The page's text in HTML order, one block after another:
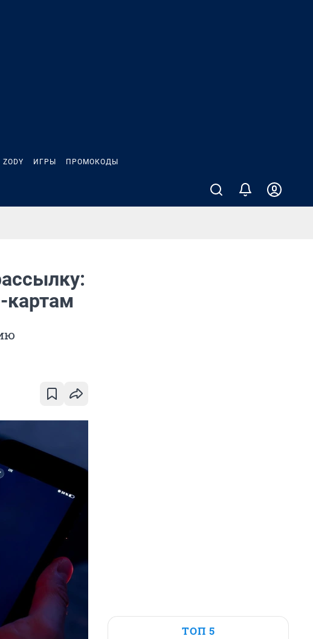
ZODY ИГРЫ ПРОМОКОДЫ
картам
ТОП 5